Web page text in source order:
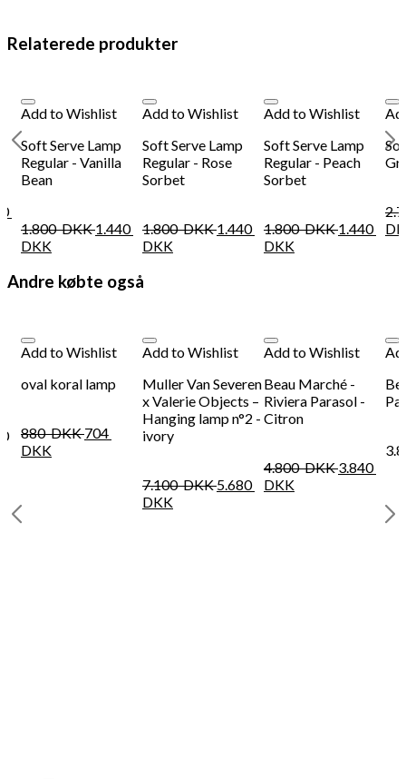
Relaterede produkter
Add to Wishlist
Soft Serve Lamp
Regular - Vanilla
Bean
1.800DKK 1.440
DKK
Add to Wishlist
Soft Serve Lamp
Regular - Rose
Sorbet
1.800DKK 1.440
DKK
Add to Wishlist
Soft Serve Lamp
Regular - Peach
Sorbet
1.800DKK 1.440
DKK
Andre købte også
Add to Wishlist
oval koral lamp
880DKK 704
DKK
Add to Wishlist
Muller Van Severen
x Valerie Objects –
Hanging lamp n°2 -
ivory
7.100DKK 5.680
DKK
Add to Wishlist
Beau Marché -
Riviera Parasol -
Citron
4.800DKK 3.840
DKK